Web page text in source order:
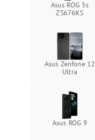
Asus ROG 5s
ZS676KS
Asus Zenfone 12
Ultra
Asus ROG 9